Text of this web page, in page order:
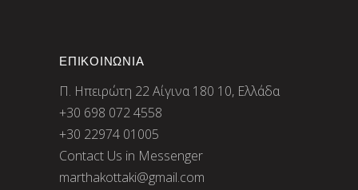
ΕΠΙΚΟΙΝΩΝΙΑ
Π. Ηπειρώτη 22 Αίγινα 180 10, Ελλάδα
+30 698 072 4558
+30 22974 01005
Contact Us in Messenger
marthakottaki@gmail.com